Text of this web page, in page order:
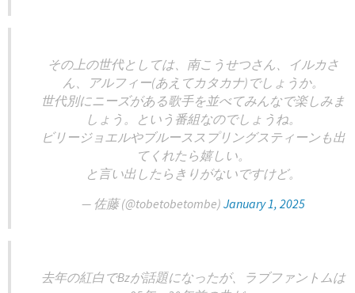
その上の世代としては、南こうせつさん、イルカさ
ん、アルフィー(あえてカタカナ)でしょうか。
世代別にニーズがある歌手を並べてみんなで楽しみま
しょう。という番組なのでしょうね。
ビリージョエルやブルーススプリングスティーンも出
てくれたら嬉しい。
と言い出したらきりがないですけど。
— 佐藤 (@tobetobetombe) January 1, 2025
去年の紅白でBzが話題になったが、ラブファントムは